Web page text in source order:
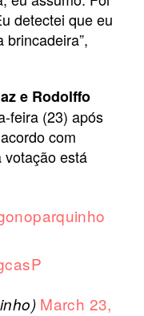
detectei que eu
e Rodolffo
feira (23) após
com
votação está
March 23,